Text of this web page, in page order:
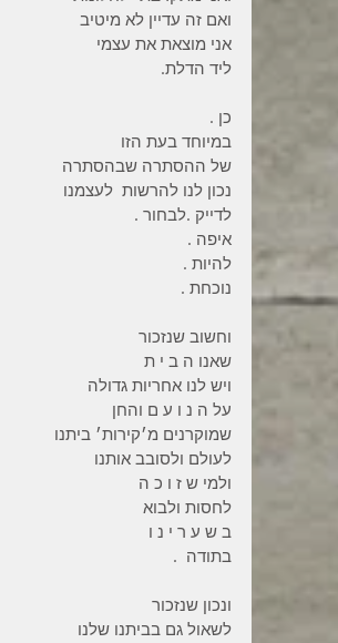
ואם זה עדיין לא מיטיב
אני מוצאת את עצמי
ליד הדלת.
כן .
במיוחד בעת הזו
של ההסתרה שבהסתרה
נכון לנו להרשות  לעצמנו
לדייק .לבחור .
איפה .
להיות .
נוכחת .
וחשוב שנזכור
שאנו ה ב י ת
ויש לנו אחריות גדולה
על ה נ ו ע ם והחן
שמוקרנים מ׳קירות׳ ביתנו
לעולם ולסובב אותנו
ולמי ש ז ו כ ה
לחסות ולבוא
ב ש ע ר י נ ו
בתודה  .
ונכון שנזכור
לשאול גם בביתנו שלנו